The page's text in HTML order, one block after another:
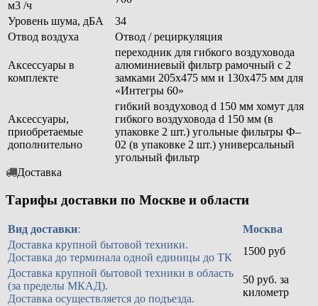
м3 /ч
Уровень шума, дБА
34
Отвод воздуха
Отвод / рециркуляция
Аксессуары в
комплекте
переходник для гибкого воздуховода
алюминиевый фильтр рамочный с 2
замками 205х475 мм и 130х475 мм для
«Интегры 60»
Аксессуары,
приобретаемые
дополнительно
гибкий воздуховод d 150 мм хомут для
гибкого воздуховода d 150 мм (в
упаковке 2 шт.) угольные фильтры Ф–
02 (в упаковке 2 шт.) универсальный
угольный фильтр
Доставка
Тарифы доставки по Москве и области
Вид доставки:
Москва
Доставка крупной бытовой техники.
Доставка до терминала одной единицы до ТК
1500 руб
Доставка крупной бытовой техники в область
(за пределы МКАД).
Доставка осуществляется до подъезда.
50 руб. за
километр